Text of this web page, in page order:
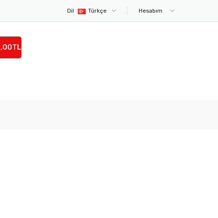
Dil Türkçe Hesabım